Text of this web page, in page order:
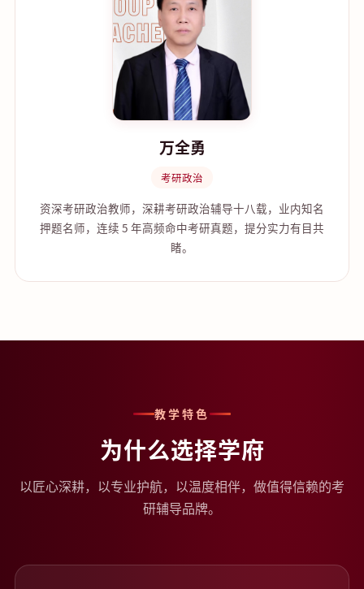
万全勇
考研政治
资深考研政治教师，深耕考研政治辅导十八载，业内知名
押题名师，连续 5 年高频命中考研真题，提分实力有目共
睹。
教学特色
为什么选择学府
以匠心深耕，以专业护航，以温度相伴，做值得信赖的考
研辅导品牌。